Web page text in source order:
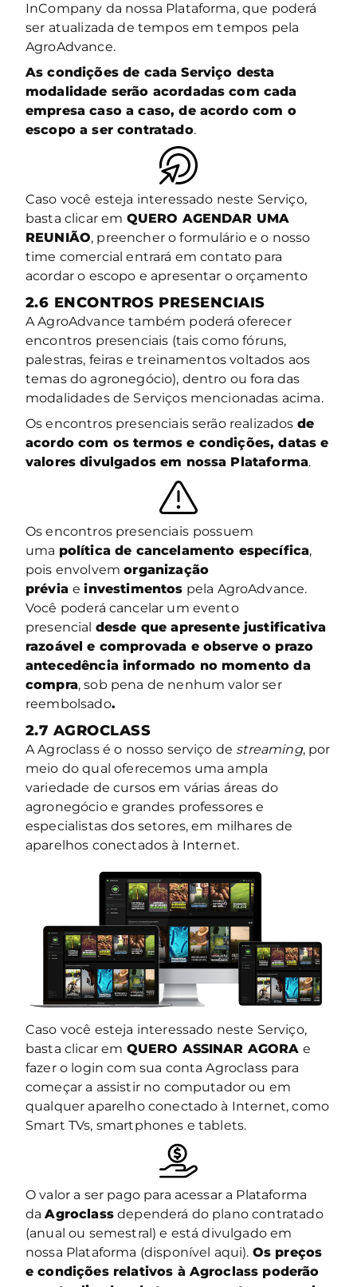
InCompany da nossa Plataforma, que poderá
ser atualizada de tempos em tempos pela
AgroAdvance.
As condições de cada Serviço desta
modalidade serão acordadas com cada
empresa caso a caso, de acordo com o
escopo a ser contratado.
Caso você esteja interessado neste Serviço,
basta clicar em QUERO AGENDAR UMA
REUNIÃO, preencher o formulário e o nosso
time comercial entrará em contato para
acordar o escopo e apresentar o orçamento
2.6 ENCONTROS PRESENCIAIS
A AgroAdvance também poderá oferecer
encontros presenciais (tais como fóruns,
palestras, feiras e treinamentos voltados aos
temas do agronegócio), dentro ou fora das
modalidades de Serviços mencionadas acima.
Os encontros presenciais serão realizados de
acordo com os termos e condições, datas e
valores divulgados em nossa Plataforma.
Os encontros presenciais possuem
uma política de cancelamento específica,
pois envolvemorganização
préviaeinvestimentos pela AgroAdvance.
Você poderá cancelar um evento
presencial desde que apresente justificativa
razoável e comprovada e observe o prazo
antecedência informado no momento da
compra, sob pena de nenhum valor ser
reembolsado.
2.7 AGROCLASS
A Agroclass é o nosso serviço de streaming, por
meio do qual oferecemos uma ampla
variedade de cursos em várias áreas do
agronegócio e grandes professores e
especialistas dos setores, em milhares de
aparelhos conectados à Internet.
Caso você esteja interessado neste Serviço,
basta clicar em QUERO ASSINAR AGORA e
fazer o login com sua conta Agroclass para
começar a assistir no computador ou em
qualquer aparelho conectado à Internet, como
Smart TVs, smartphones e tablets.
O valor a ser pago para acessar a Plataforma
daAgroclassdependerá do plano contratado
(anual ou semestral) e está divulgado em
nossa Plataforma (disponível aqui). Os preços
e condições relativos à Agroclass poderão